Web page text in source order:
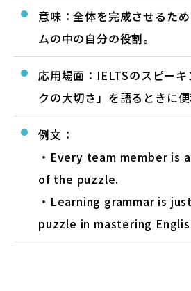
意味：全体を完成させるた
ムの中の自分の役割。
応用場面：IELTSのスピー
クの大切さ」を語るときに便
例文：
・Every team member is
of the puzzle.
・Learning grammar is
puzzle in mastering